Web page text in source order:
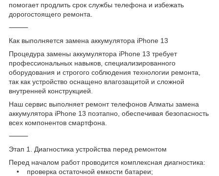
помогает продлить срок службы телефона и избежать
дорогостоящего ремонта.
⸻
Как выполняется замена аккумулятора iPhone 13
Процедура замены аккумулятора iPhone 13 требует
профессиональных навыков, специализированного
оборудования и строгого соблюдения технологии ремонта,
так как устройство оснащено влагозащитой и сложной
внутренней конструкцией.
Наш сервис выполняет ремонт телефонов Алматы замена
аккумулятора iPhone 13 поэтапно, обеспечивая безопасность
всех компонентов смартфона.
⸻
Этап 1. Диагностика устройства перед ремонтом
Перед началом работ проводится комплексная диагностика:
• проверка остаточной емкости батареи;